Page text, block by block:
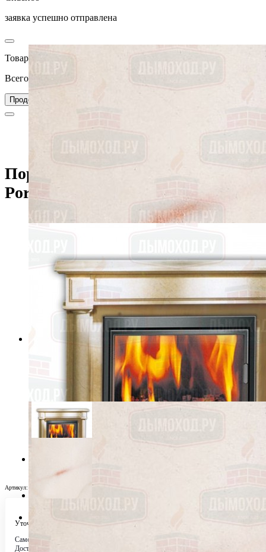
заявка успешно отправлена
Товар добавлен в корзину
Всего товаров в вашей корзине –
Продолжить покупки
Портал DAMASO, Crema
Portugues (Crumar)
Артикул:
Уточняйте у менеджера
Самовывоз
Доставка по городу